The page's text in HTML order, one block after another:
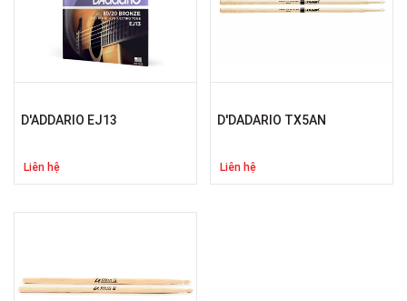
D'ADDARIO EJ13
Liên hệ
D'DADARIO TX5AN
Liên hệ